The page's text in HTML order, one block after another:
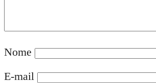
Nome
E-mail